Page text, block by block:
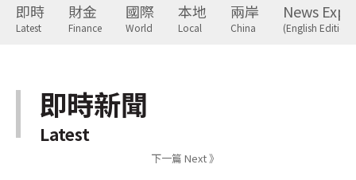
即時
Latest
財金
Finance
國際
World
本地
Local
兩岸
China
News
(English Edition)
即時新聞
Latest
下一篇 Next 》